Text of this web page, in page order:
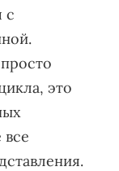
с
это